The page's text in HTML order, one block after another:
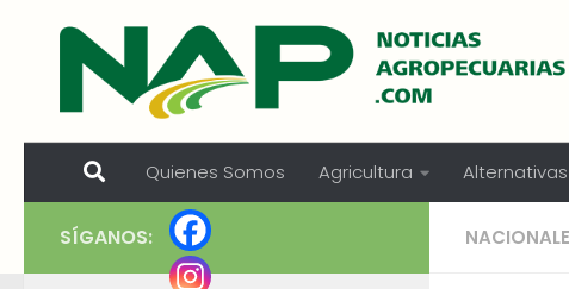
Skip to content
Quienes Somos Agricultura Alternativas
SÍGANOS: